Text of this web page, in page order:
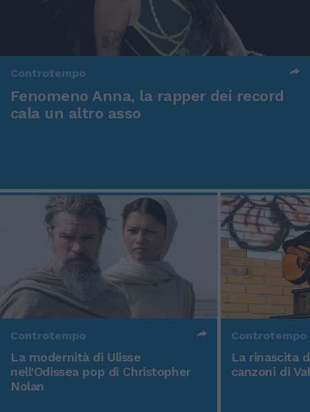
Controtempo
Fenomeno Anna, la rapper dei record
cala un altro asso
Controtempo
La modernità di Ulisse
nell'Odissea pop di Christopher
Nolan
Controtempo
La rinascita
canzoni di